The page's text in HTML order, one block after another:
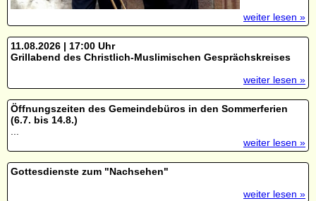
weiter lesen »
11.08.2026 | 17:00 Uhr
Grillabend des Christlich-Muslimischen Gesprächskreises
weiter lesen »
Öffnungszeiten des Gemeindebüros in den Sommerferien
(6.7. bis 14.8.)
weiter lesen »
Gottesdienste zum "Nachsehen"
weiter lesen »